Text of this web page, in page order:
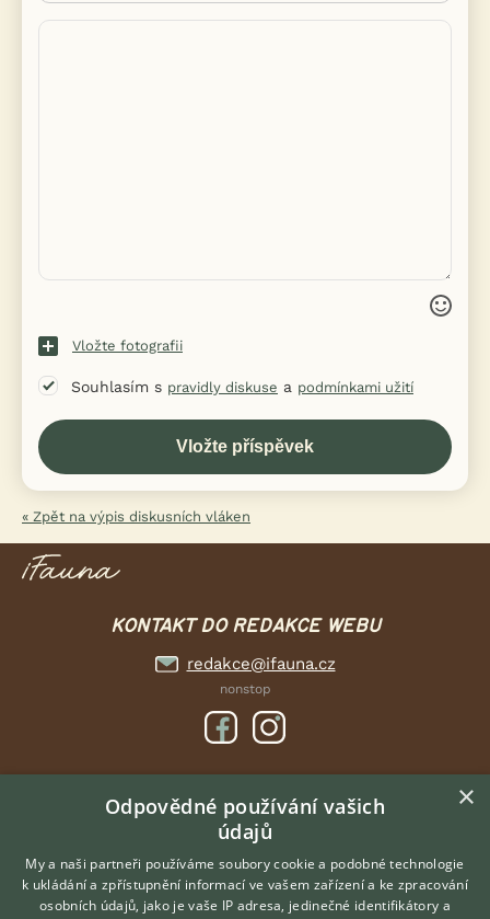
Vložte fotografii
Souhlasím s pravidly diskuse a podmínkami užití
« Zpět na výpis diskusních vláken
KONTAKT DO REDAKCE WEBU
redakce@ifauna.cz
nonstop
DOMOVSKÁ STRÁNKA
INZERCE
DISKUSE
ČLÁNKY
×
Odpovědné používání vašich
údajů
My a naši partneři používáme soubory cookie a podobné technologie
k ukládání a zpřístupnění informací ve vašem zařízení a ke zpracování
osobních údajů, jako je vaše IP adresa, jedinečné identifikátory a